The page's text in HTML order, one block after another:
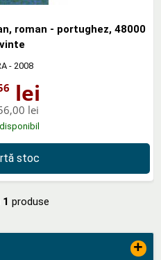
+
roman - portughez, 48000
- 2008
lei
lei
stoc
1 produse